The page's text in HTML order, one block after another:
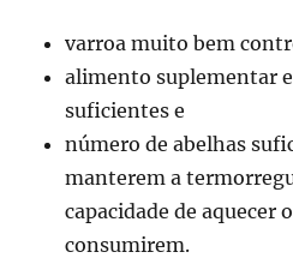
varroa muito bem
alimento suplementar
suficientes e
número de abelhas
manterem a
capacidade de aquecer
consumirem.